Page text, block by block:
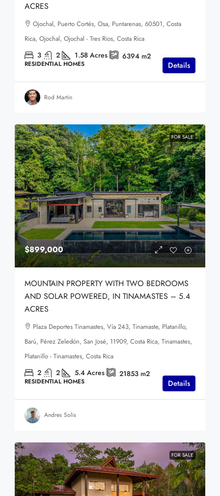
ACRES
Ojochal, Puerto Cortés, Osa, Puntarenas, 60501, Costa
Rica, Ojochal, Ojochal - Tres Rios, Costa Rica
3 2 1.58 Acres 6394 m2
RESIDENTIAL HOMES Details
Rod Martin
FOR SALE
$899,000
MOUNTAIN PROPERTY WITH TWO BEDROOMS
AND SOLAR POWERED, IN TINAMASTES – 5.4
ACRES
Plaza Deportes Tinamastes, Vía 243, Tinamaste, Platanillo,
Barú, Pérez Zeledón, San José, 11909, Costa Rica, Tinamastes,
Platanillo - Tinamastes, Costa Rica
2 2 5.4 Acres 21853 m2
RESIDENTIAL HOMES Details
Andres Solis
FOR SALE